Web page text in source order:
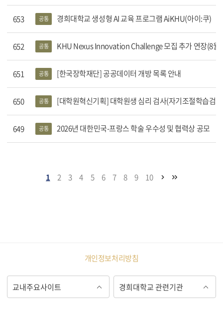
653 공통 경희대학교 생성형 AI 교육 프로그램 AiKHU(아이:쿠)
652 공통 KHU Nexus Innovation Challenge 모집 추가 연장(8월
651 공통 [한국장학재단] 공공데이터 개방 목록 안내
650 공통 [대학원혁신기획] 대학원생 심리 검사(자기조절학습검사
649 공통 2026년 대한민국-프랑스 학술 우수성 및 협력상 공모
1 2 3 4 5 6 7 8 9 10
개인정보처리방침